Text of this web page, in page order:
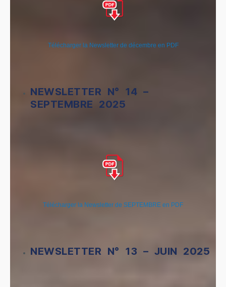
Télécharger la Newsletter de décembre en PDF
NEWSLETTER N° 14 –
SEPTEMBRE 2025
Télécharger la Newsletter de SEPTEMBRE en PDF
NEWSLETTER N° 13 – JUIN 2025